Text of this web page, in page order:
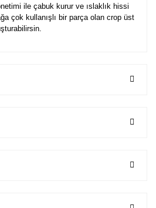
ile çabuk kurur ve ıslaklık hissi
çok kullanışlı bir parça olan crop üst